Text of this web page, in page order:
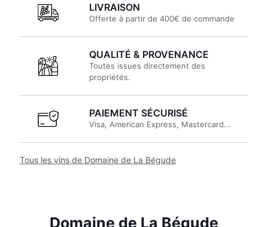
LIVRAISON
Offerte à partir de 400€ de commande
QUALITÉ & PROVENANCE
Toutes issues directement des
propriétés.
PAIEMENT SÉCURISÉ
Visa, American Express, Mastercard...
Tous les vins de Domaine de La Bégude
Domaine de La Bégude